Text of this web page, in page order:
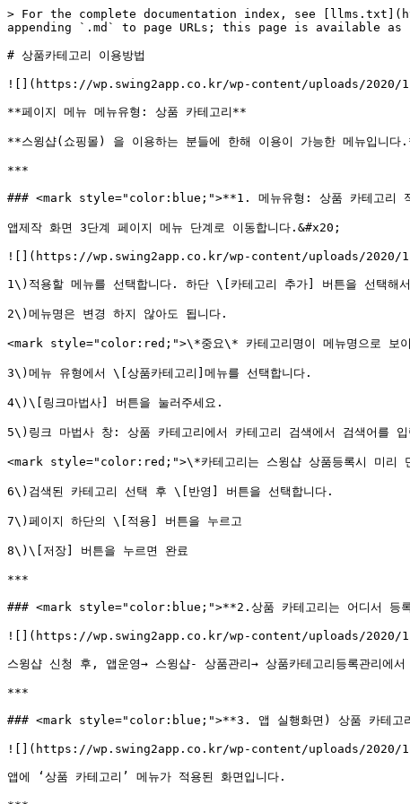
> For the complete documentation index, see
appending `.md` to page URLs; this page is available as
# 상품카테고리 이용방법
![](https://wp.swing2app.co.kr/wp-content/uploads/2020/11/
**페이지 메뉴 메뉴유형: 상품 카테고리**
**스윙샵(쇼핑몰) 을 이용하는 분들에 한해 이용이 가능한 메뉴입니다
***
### <mark style="color:blue;">**1. 메뉴유형: 상품 카테고리 적
앱제작 화면 3단계 페이지 메뉴 단계로 이동합니다.&#x20;
![](https://wp.swing2app.co.kr/wp-content/uploads/2020/11/
1\)적용할 메뉴를 선택합니다. 하단 \[카테고리 추가] 버튼을 선택해
2\)메뉴명은 변경 하지 않아도 됩니다.
<mark style="color:red;">\*중요\* 카테고리명이 메뉴명으로 보이
3\)메뉴 유형에서 \[상품카테고리]메뉴를 선택합니다.
4\)\[링크마법사] 버튼을 눌러주세요.
5\)링크 마법사 창: 상품 카테고리에서 카테고리 검색에서 검색어를
<mark style="color:red;">\*카테고리는 스윙샵 상품등록시 미리 만
6\)검색된 카테고리 선택 후 \[반영] 버튼을 선택합니다.
7\)페이지 하단의 \[적용] 버튼을 누르고
8\)\[저장] 버튼을 누르면 완료
***
### <mark style="color:blue;">**2.상품 카테고리는 어디서 등
![](https://wp.swing2app.co.kr/wp-content/uploads/2020/11/
스윙샵 신청 후, 앱운영→ 스윙샵- 상품관리→ 상품카테고리등록관리에
***
### <mark style="color:blue;">**3. 앱 실행화면) 상품 카테고
![](https://wp.swing2app.co.kr/wp-content/uploads/2020/11/
앱에 ‘상품 카테고리’ 메뉴가 적용된 화면입니다.